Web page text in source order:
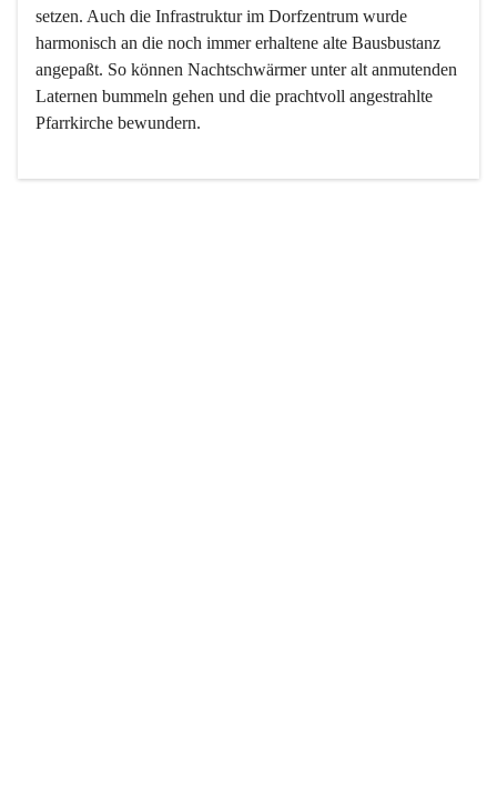
setzen. Auch die Infrastruktur im Dorfzentrum wurde
harmonisch an die noch immer erhaltene alte Bausbustanz
angepaßt. So können Nachtschwärmer unter alt anmutenden
Laternen bummeln gehen und die prachtvoll angestrahlte
Pfarrkirche bewundern.
Der Weinbau dominert heute nicht mehr, ist aber integrativer